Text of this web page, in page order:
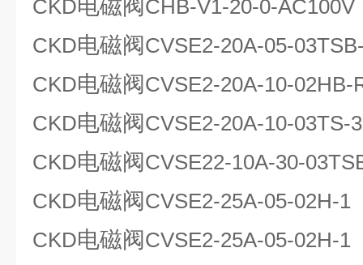
CKD电磁阀CHB-V1-20-0-AC100V
CKD电磁阀CVSE2-20A-05-
CKD电磁阀CVSE2-20A-10-02HB-
CKD电磁阀CVSE2-20A-10-03TS-3
CKD电磁阀CVSE22-10A-30-
CKD电磁阀CVSE2-25A-05-02H-1
CKD电磁阀CVSE2-25A-05-02H-1